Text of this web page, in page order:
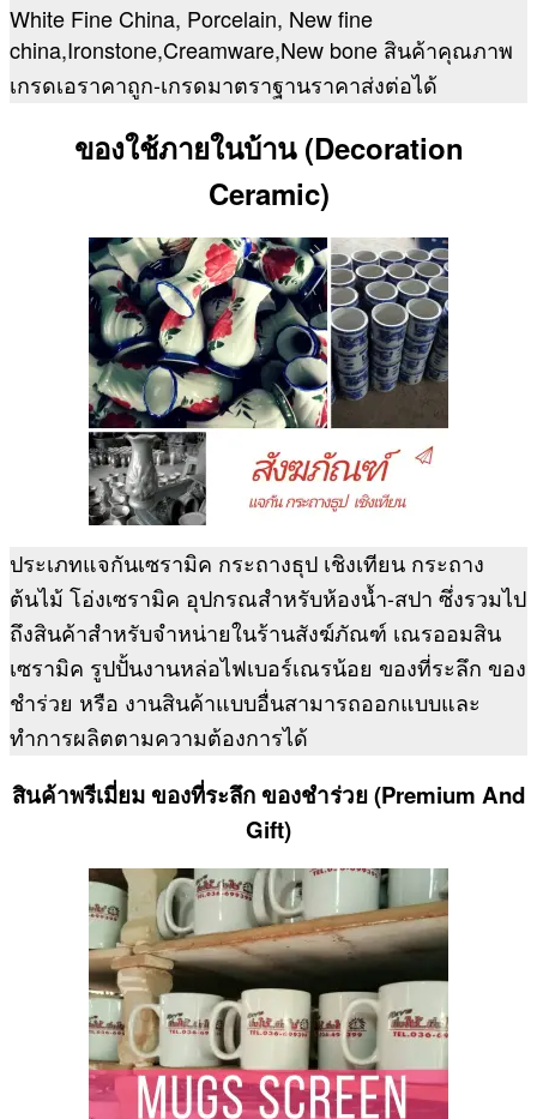
White Fine China, Porcelain, New fine
china,Ironstone,Creamware,New bone สินค้าคุณภาพ
เกรดเอราคาถูก-เกรดมาตราฐานราคาส่งต่อได้
ของใช้ภายในบ้าน (Decoration
Ceramic)
ประเภทแจกันเซรามิค กระถางธุป เชิงเทียน กระถาง
ต้นไม้ โอ่งเซรามิค อุปกรณสำหรับห้องน้ำ-สปา ซึ่งรวมไป
ถึงสินค้าสำหรับจำหน่ายในร้านสังฆ์ภัณฑ์ เณรออมสิน
เซรามิค รูปปั้นงานหล่อไฟเบอร์เณรน้อย ของที่ระลึก ของ
ชำร่วย หรือ งานสินค้าแบบอื่นสามารถออกแบบและ
ทำการผลิตตามความต้องการได้
สินค้าพรีเมี่ยม ของที่ระลึก ของชำร่วย (Premium And
Gift)